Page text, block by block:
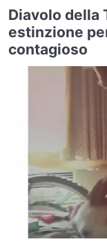
Diavolo della
estinzione
contagioso